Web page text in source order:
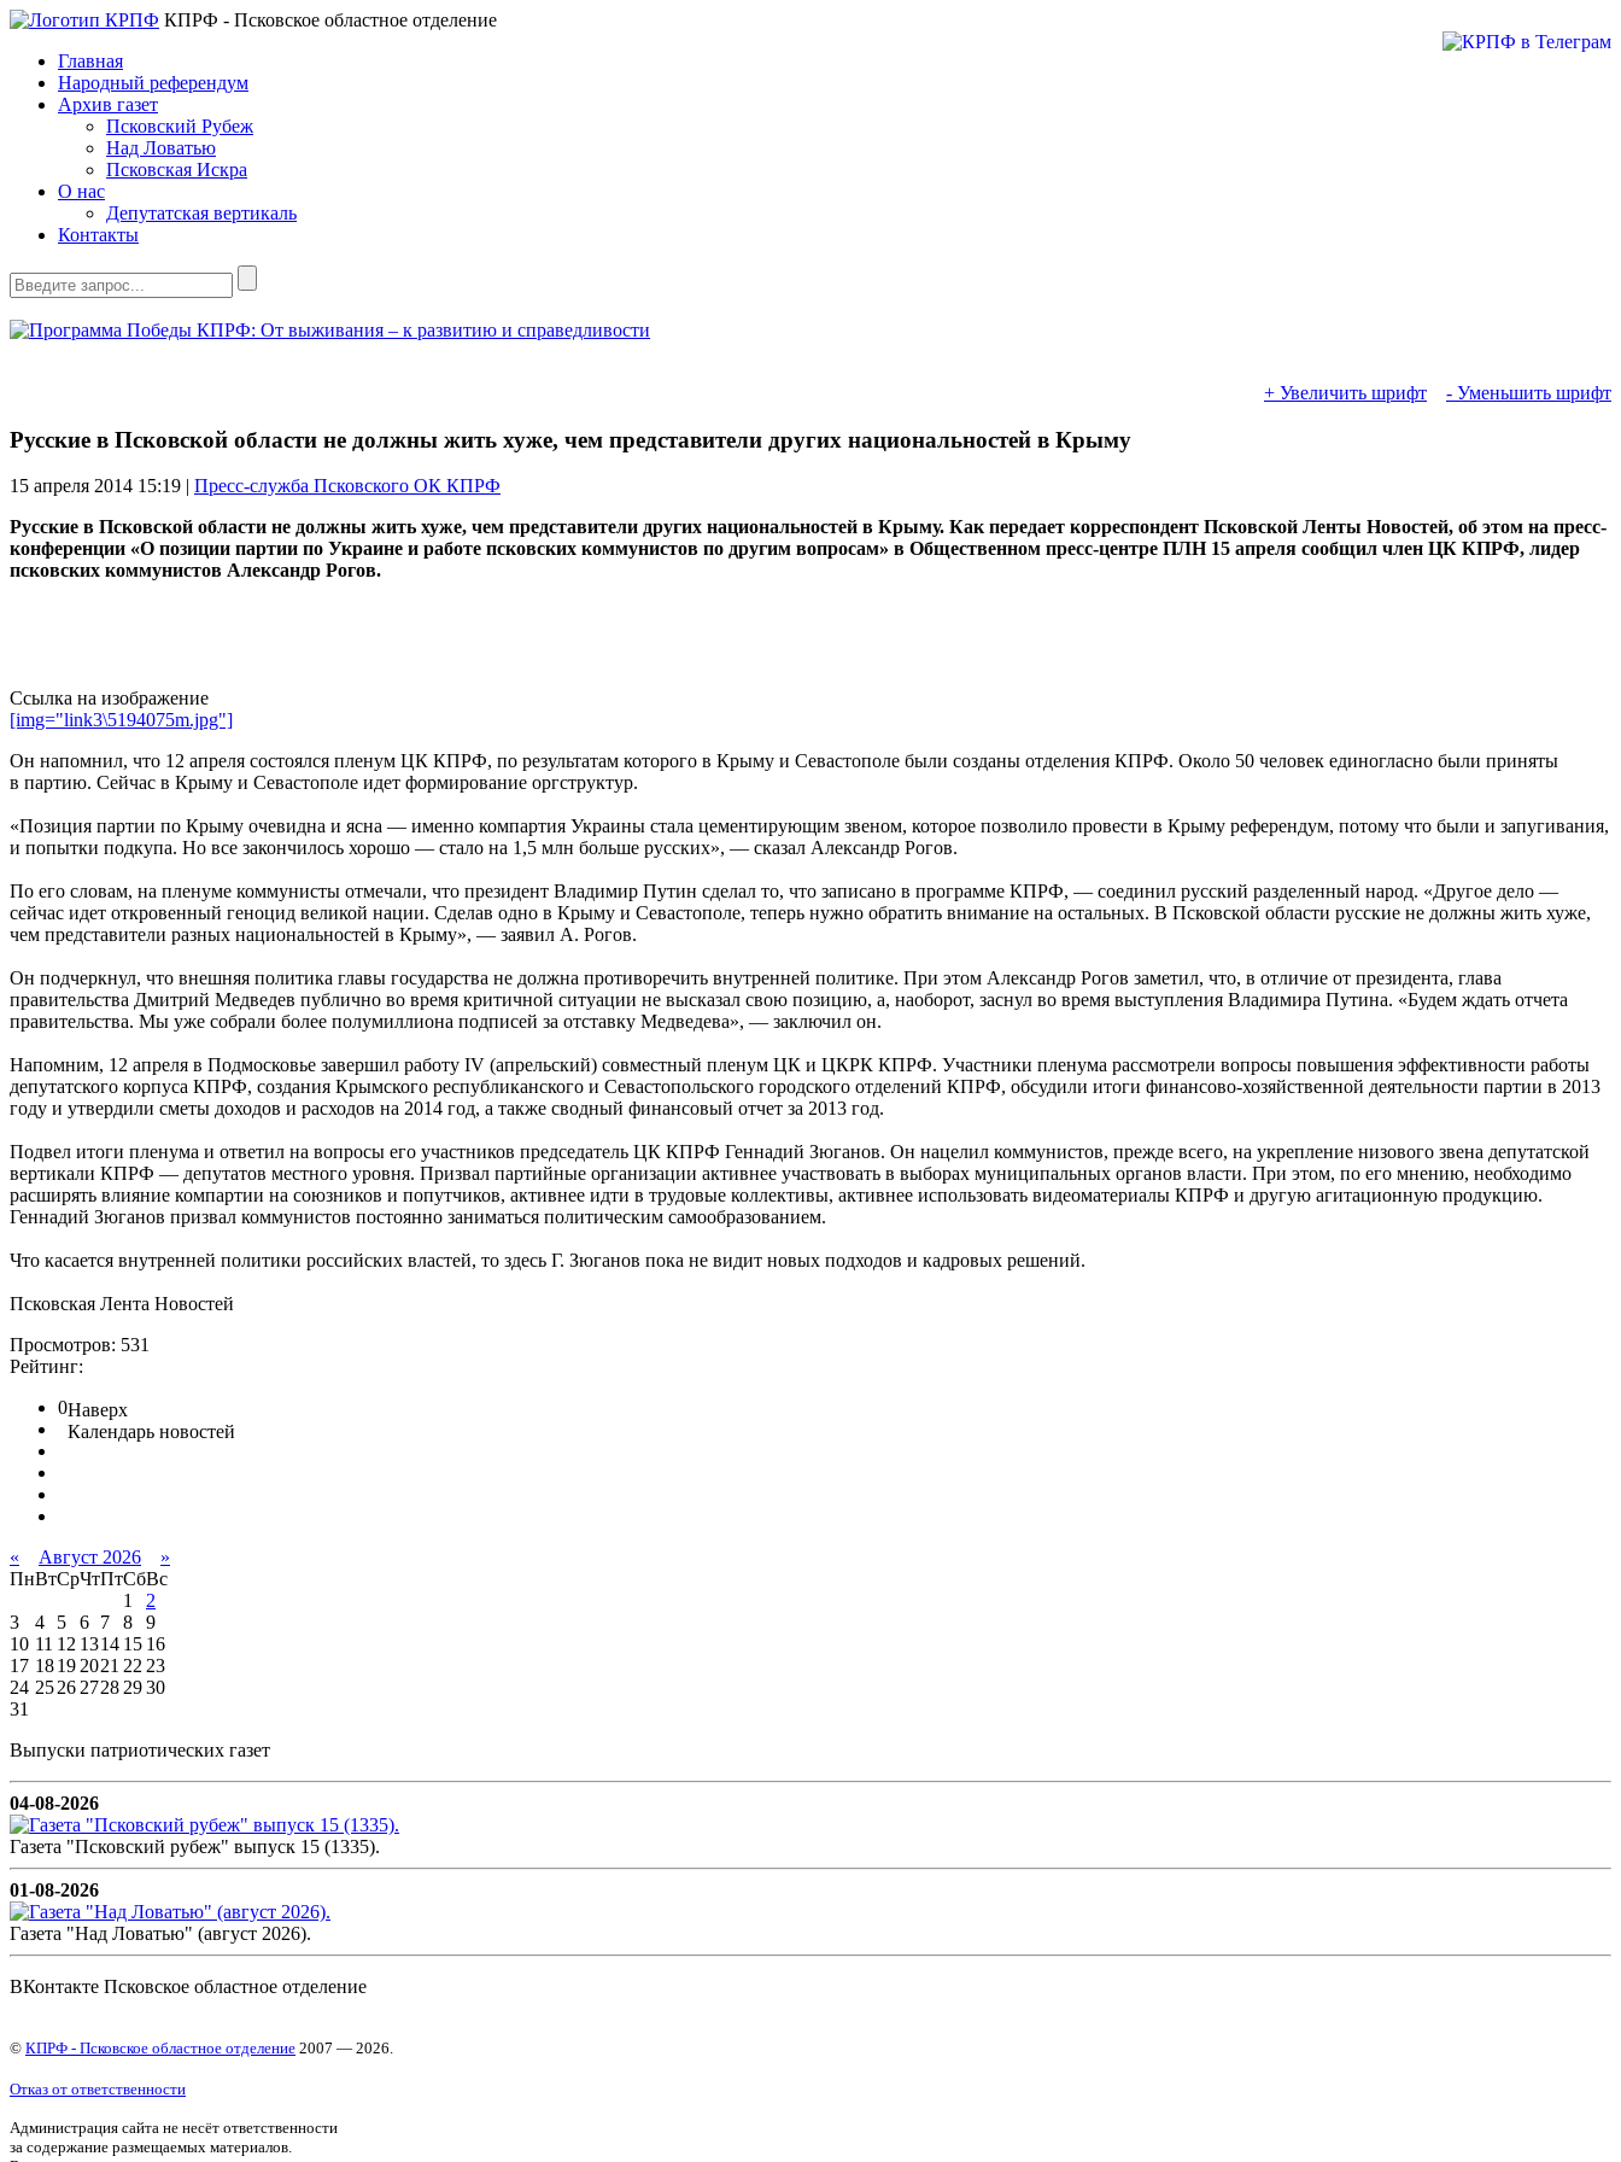
КПРФ - Псковское областное отделение
Главная
Народный референдум
Архив газет
Псковский Рубеж
Над Ловатью
Псковская Искра
О нас
Депутатская вертикаль
Контакты
+ Увеличить шрифт - Уменьшить шрифт
Русские в Псковской области не должны жить хуже, чем представители других национальностей в Крыму
15 апреля 2014 15:19 | Пресс-служба Псковского ОК КПРФ
Русские в Псковской области не должны жить хуже, чем представители других национальностей в Крыму. Как передает корреспондент Псковской Ленты Новостей, об этом на пресс-
конференции «О позиции партии по Украине и работе псковских коммунистов по другим вопросам» в Общественном пресс-центре ПЛН 15 апреля сообщил член ЦК КПРФ, лидер
псковских коммунистов Александр Рогов.
Ссылка на изображение
[img="link3\5194075m.jpg"]
Он напомнил, что 12 апреля состоялся пленум ЦК КПРФ, по результатам которого в Крыму и Севастополе были созданы отделения КПРФ. Около 50 человек единогласно были приняты
в партию. Сейчас в Крыму и Севастополе идет формирование оргструктур.
«Позиция партии по Крыму очевидна и ясна — именно компартия Украины стала цементирующим звеном, которое позволило провести в Крыму референдум, потому что были и запугивания,
и попытки подкупа. Но все закончилось хорошо — стало на 1,5 млн больше русских», — сказал Александр Рогов.
По его словам, на пленуме коммунисты отмечали, что президент Владимир Путин сделал то, что записано в программе КПРФ, — соединил русский разделенный народ. «Другое дело —
сейчас идет откровенный геноцид великой нации. Сделав одно в Крыму и Севастополе, теперь нужно обратить внимание на остальных. В Псковской области русские не должны жить хуже,
чем представители разных национальностей в Крыму», — заявил А. Рогов.
Он подчеркнул, что внешняя политика главы государства не должна противоречить внутренней политике. При этом Александр Рогов заметил, что, в отличие от президента, глава
правительства Дмитрий Медведев публично во время критичной ситуации не высказал свою позицию, а, наоборот, заснул во время выступления Владимира Путина. «Будем ждать отчета
правительства. Мы уже собрали более полумиллиона подписей за отставку Медведева», — заключил он.
Напомним, 12 апреля в Подмосковье завершил работу IV (апрельский) совместный пленум ЦК и ЦКРК КПРФ. Участники пленума рассмотрели вопросы повышения эффективности работы
депутатского корпуса КПРФ, создания Крымского республиканского и Севастопольского городского отделений КПРФ, обсудили итоги финансово-хозяйственной деятельности партии в 2013
году и утвердили сметы доходов и расходов на 2014 год, а также сводный финансовый отчет за 2013 год.
Подвел итоги пленума и ответил на вопросы его участников председатель ЦК КПРФ Геннадий Зюганов. Он нацелил коммунистов, прежде всего, на укрепление низового звена депутатской
вертикали КПРФ — депутатов местного уровня. Призвал партийные организации активнее участвовать в выборах муниципальных органов власти. При этом, по его мнению, необходимо
расширять влияние компартии на союзников и попутчиков, активнее идти в трудовые коллективы, активнее использовать видеоматериалы КПРФ и другую агитационную продукцию.
Геннадий Зюганов призвал коммунистов постоянно заниматься политическим самообразованием.
Что касается внутренней политики российских властей, то здесь Г. Зюганов пока не видит новых подходов и кадровых решений.
Псковская Лента Новостей
Просмотров: 531
Рейтинг:
0Наверх
Календарь новостей
« Август 2026
»
ПнВтСрЧтПтСбВс
1
2
3
4 5 6 7 8
9
10 11 12 1314 15 16
17 18192021 2223
24 252627282930
31
Выпуски патриотических газет
04-08-2026
Газета "Псковский рубеж" выпуск 15 (1335).
01-08-2026
Газета "Над Ловатью" (август 2026).
ВКонтакте Псковское областное отделение
© КПРФ - Псковское областное отделение 2007 — 2026.
Отказ от ответственности
Администрация сайта не несёт ответственности
за содержание размещаемых материалов.